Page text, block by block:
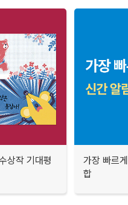
상작 기대평
가장 빠르
합